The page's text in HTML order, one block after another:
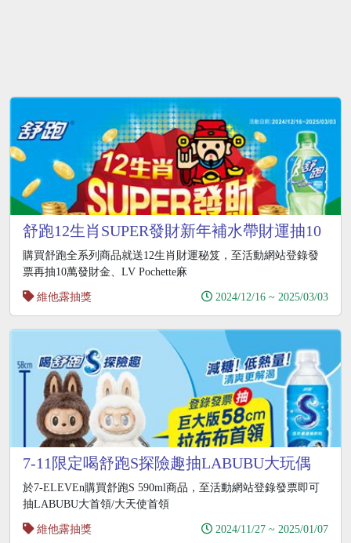
舒跑12生肖SUPER發財新年補水帶財運抽10
萬發財金
購買舒跑全系列商品就送12生肖財運秘笈，至活動網站登錄發
票再抽10萬發財金、LV Pochette麻
維他露抽獎
2024/12/16 ~ 2025/03/03
7-11限定喝舒跑S探險趣抽LABUBU大玩偶
於7-ELEVEn購買舒跑S 590ml商品，至活動網站登錄發票即可
抽LABUBU大首領/大天使首領
維他露抽獎
2024/11/27 ~ 2025/01/07